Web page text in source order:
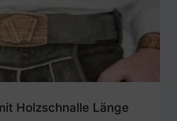
Holzschnalle Länge